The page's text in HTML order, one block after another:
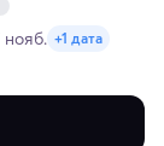
нояб. +1 дата